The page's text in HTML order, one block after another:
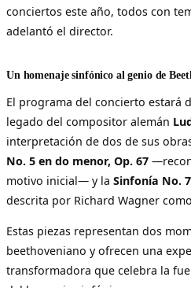
conciertos este año, todos con
adelantó el director.
Un homenaje sinfónico al genio de
El programa del concierto estará
legado del compositor alemán
interpretación de dos de sus
No. 5 en do menor, Op. 67
motivo inicial— y la Sinfonía No.
descrita por Richard Wagner
Estas piezas representan dos
beethoveniano y ofrecen una
transformadora que celebra la